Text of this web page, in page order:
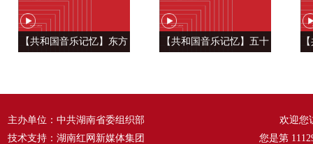
【共和国音乐记忆】东方
【共和国音乐记忆】五十
主办单位：中共湖南省委组织部
技术支持：湖南红网新媒体集团
欢迎您
您是第